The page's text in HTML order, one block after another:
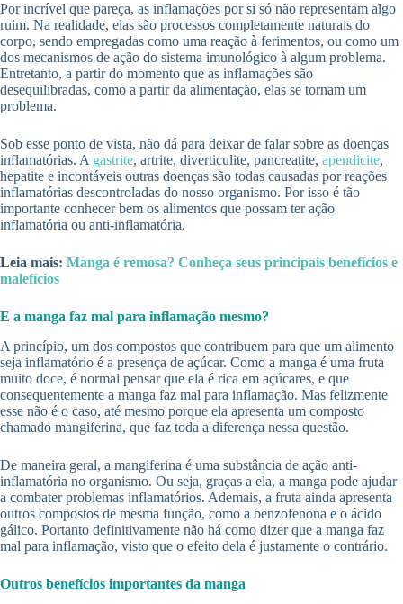
Por incrível que pareça, as inflamações por si só não representam algo
ruim. Na realidade, elas são processos completamente naturais do
corpo, sendo empregadas como uma reação à ferimentos, ou como um
dos mecanismos de ação do sistema imunológico à algum problema.
Entretanto, a partir do momento que as inflamações são
desequilibradas, como a partir da alimentação, elas se tornam um
problema.
Sob esse ponto de vista, não dá para deixar de falar sobre as doenças
inflamatórias. A gastrite, artrite, diverticulite, pancreatite, apendicite,
hepatite e incontáveis outras doenças são todas causadas por reações
inflamatórias descontroladas do nosso organismo. Por isso é tão
importante conhecer bem os alimentos que possam ter ação
inflamatória ou anti-inflamatória.
Leia mais: Manga é remosa? Conheça seus principais benefícios e
malefícios
E a manga faz mal para inflamação mesmo?
A princípio, um dos compostos que contribuem para que um alimento
seja inflamatório é a presença de açúcar. Como a manga é uma fruta
muito doce, é normal pensar que ela é rica em açúcares, e que
consequentemente a manga faz mal para inflamação. Mas felizmente
esse não é o caso, até mesmo porque ela apresenta um composto
chamado mangiferina, que faz toda a diferença nessa questão.
De maneira geral, a mangiferina é uma substância de ação anti-
inflamatória no organismo. Ou seja, graças a ela, a manga pode ajudar
a combater problemas inflamatórios. Ademais, a fruta ainda apresenta
outros compostos de mesma função, como a benzofenona e o ácido
gálico. Portanto definitivamente não há como dizer que a manga faz
mal para inflamação, visto que o efeito dela é justamente o contrário.
Outros benefícios importantes da manga